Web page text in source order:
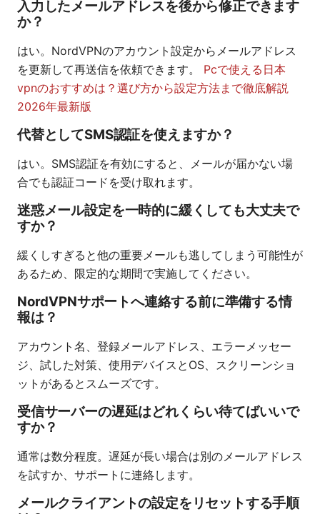
入力したメールアドレスを後から修正できます
か？
はい。NordVPNのアカウント設定からメールアドレス
を更新して再送信を依頼できます。 Pcで使える日本
vpnのおすすめは？選び方から設定方法まで徹底解説
2026年最新版
代替としてSMS認証を使えますか？
はい。SMS認証を有効にすると、メールが届かない場
合でも認証コードを受け取れます。
迷惑メール設定を一時的に緩くしても大丈夫で
すか？
緩くしすぎると他の重要メールも逃してしまう可能性が
あるため、限定的な期間で実施してください。
NordVPNサポートへ連絡する前に準備する情
報は？
アカウント名、登録メールアドレス、エラーメッセー
ジ、試した対策、使用デバイスとOS、スクリーンショ
ットがあるとスムーズです。
受信サーバーの遅延はどれくらい待てばいいで
すか？
通常は数分程度。遅延が長い場合は別のメールアドレス
を試すか、サポートに連絡します。
メールクライアントの設定をリセットする手順